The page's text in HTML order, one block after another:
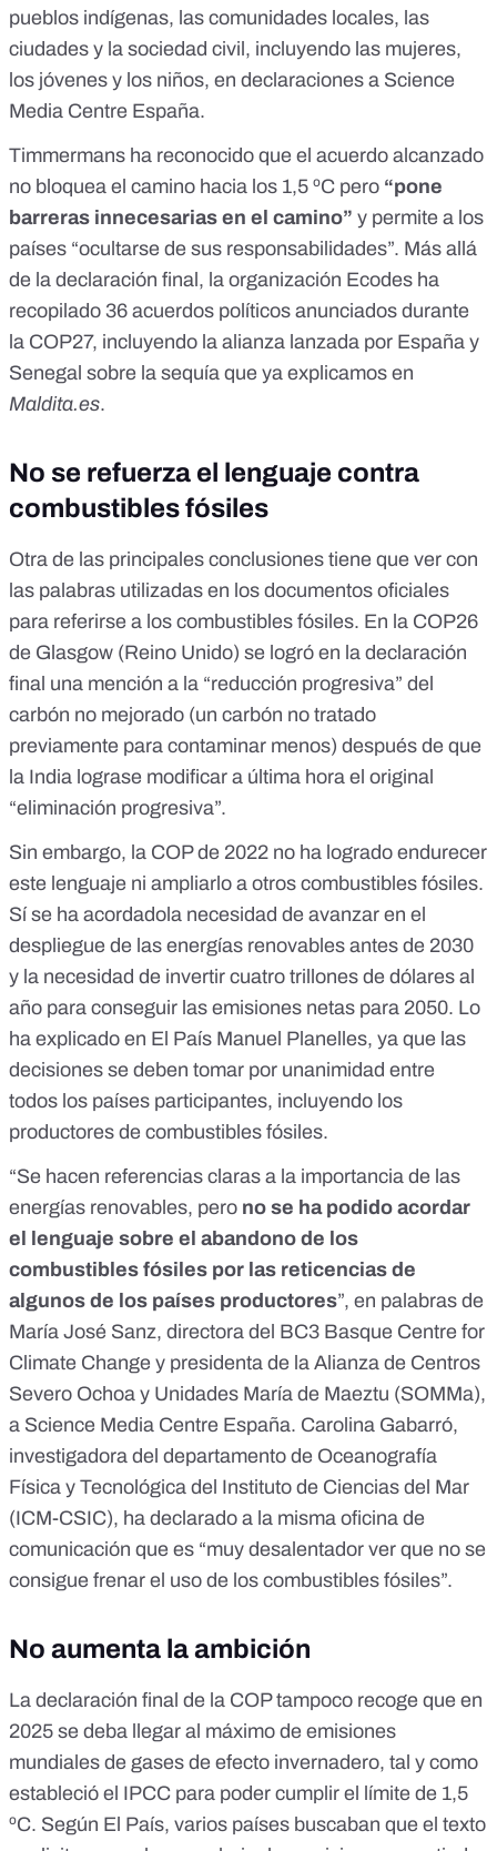
pueblos indígenas, las comunidades locales, las
ciudades y la sociedad civil, incluyendo las mujeres,
los jóvenes y los niños, en declaraciones a Science
Media Centre España.
Timmermans ha reconocido que el acuerdo alcanzado
no bloquea el camino hacia los 1,5 ºC pero “pone
barreras innecesarias en el camino” y permite a los
países “ocultarse de sus responsabilidades”. Más allá
de la declaración final, la organización Ecodes ha
recopilado 36 acuerdos políticos anunciados durante
la COP27, incluyendo la alianza lanzada por España y
Senegal sobre la sequía que ya explicamos en
Maldita.es.
No se refuerza el lenguaje contra
combustibles fósiles
Otra de las principales conclusiones tiene que ver con
las palabras utilizadas en los documentos oficiales
para referirse a los combustibles fósiles. En la COP26
de Glasgow (Reino Unido) se logró en la declaración
final una mención a la “reducción progresiva” del
carbón no mejorado (un carbón no tratado
previamente para contaminar menos) después de que
la India lograse modificar a última hora el original
“eliminación progresiva”.
Sin embargo, la COP de 2022 no ha logrado endurecer
este lenguaje ni ampliarlo a otros combustibles fósiles.
Sí se ha acordadola necesidad de avanzar en el
despliegue de las energías renovables antes de 2030
y la necesidad de invertir cuatro trillones de dólares al
año para conseguir las emisiones netas para 2050. Lo
ha explicado en El País Manuel Planelles, ya que las
decisiones se deben tomar por unanimidad entre
todos los países participantes, incluyendo los
productores de combustibles fósiles.
“Se hacen referencias claras a la importancia de las
energías renovables, pero no se ha podido acordar
el lenguaje sobre el abandono de los
combustibles fósiles por las reticencias de
algunos de los países productores”, en palabras de
María José Sanz, directora del BC3 Basque Centre for
Climate Change y presidenta de la Alianza de Centros
Severo Ochoa y Unidades María de Maeztu (SOMMa),
a Science Media Centre España. Carolina Gabarró,
investigadora del departamento de Oceanografía
Física y Tecnológica del Instituto de Ciencias del Mar
(ICM-CSIC), ha declarado a la misma oficina de
comunicación que es “muy desalentador ver que no se
consigue frenar el uso de los combustibles fósiles”.
No aumenta la ambición
La declaración final de la COP tampoco recoge que en
2025 se deba llegar al máximo de emisiones
mundiales de gases de efecto invernadero, tal y como
estableció el IPCC para poder cumplir el límite de 1,5
ºC. Según El País, varios países buscaban que el texto